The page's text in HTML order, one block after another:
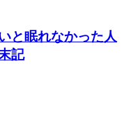
と眠れなかった人
記